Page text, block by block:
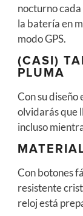
nocturno
la batería en
modo GPS.
(CASI)
PLUMA
Con su diseño
olvidarás que
incluso
Con botones
resistente
reloj está